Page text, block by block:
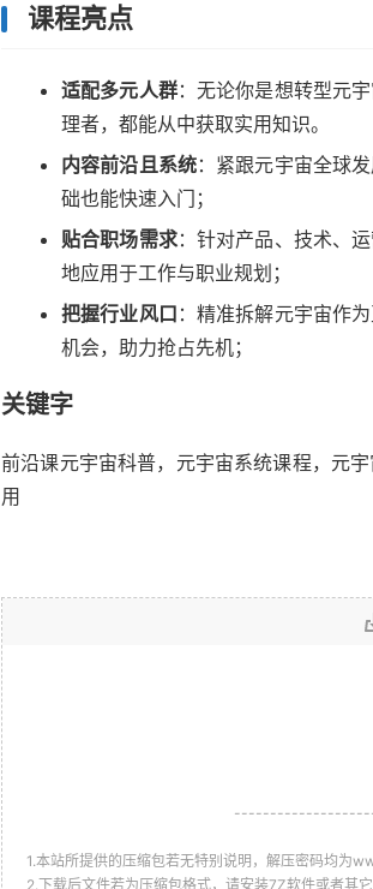
课程亮点
适配多元人群：无论你是想转型元
理者，都能从中获取实用知识。
内容前沿且系统：紧跟元宇宙全球
础也能快速入门；
贴合职场需求：针对产品、技术、
地应用于工作与职业规划；
把握行业风口 ：精准拆解元宇宙作
机会，助力抢占先机；
关键字
前沿课元宇宙科普，元宇宙系统课程，元
用
1.本站所提供的压缩包若无特别说明，解压密码均为
2.下载后文件若为压缩包格式，请安装7Z软件或者其